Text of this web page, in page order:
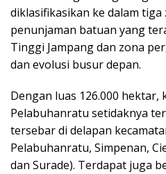
diklasifikasikan ke dalam tiga
penunjaman batuan yang
Tinggi Jampang dan zona
dan evolusi busur depan.
Dengan luas 126.000 hektar,
Pelabuhanratu setidaknya
tersebar di delapan
Pelabuhanratu, Simpenan,
dan Surade). Terdapat juga